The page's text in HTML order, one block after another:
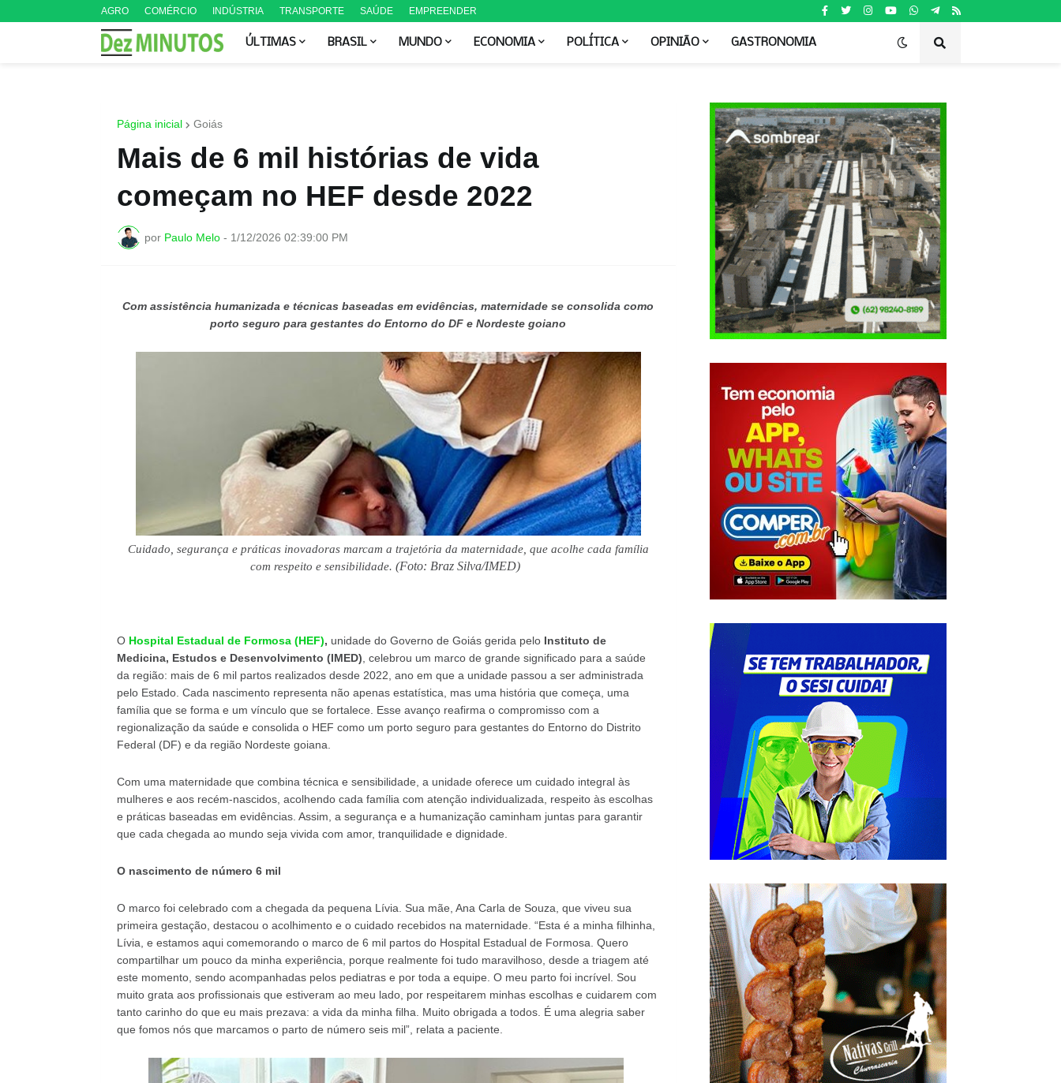
AGRO COMÉRCIO INDÚSTRIA TRANSPORTE SAÚDE EMPREENDER
ÚLTIMAS BRASIL MUNDO ECONOMIA POLÍTICA OPINIÃO GASTRONOMIA
Página inicial Goiás
Mais de 6 mil histórias de vida
começam no HEF desde 2022
por Paulo Melo - 1/12/2026 02:39:00 PM
Com assistência humanizada e técnicas baseadas em evidências, maternidade se consolida como
porto seguro para gestantes do Entorno do DF e Nordeste goiano
Cuidado, segurança e práticas inovadoras marcam a trajetória da maternidade, que acolhe cada família
com respeito e sensibilidade. (Foto: Braz Silva/IMED)
O Hospital Estadual de Formosa (HEF), unidade do Governo de Goiás gerida pelo Instituto de
Medicina, Estudos e Desenvolvimento (IMED) , celebrou um marco de grande significado para a saúde
da região: mais de 6 mil partos realizados desde 2022, ano em que a unidade passou a ser administrada
pelo Estado. Cada nascimento representa não apenas estatística, mas uma história que começa, uma
família que se forma e um vínculo que se fortalece. Esse avanço reafirma o compromisso com a
regionalização da saúde e consolida o HEF como um porto seguro para gestantes do Entorno do Distrito
Federal (DF) e da região Nordeste goiana.
Com uma maternidade que combina técnica e sensibilidade, a unidade oferece um cuidado integral às
mulheres e aos recém-nascidos, acolhendo cada família com atenção individualizada, respeito às escolhas
e práticas baseadas em evidências. Assim, a segurança e a humanização caminham juntas para garantir
que cada chegada ao mundo seja vivida com amor, tranquilidade e dignidade.
O nascimento de número 6 mil
O marco foi celebrado com a chegada da pequena Lívia. Sua mãe, Ana Carla de Souza, que viveu sua
primeira gestação, destacou o acolhimento e o cuidado recebidos na maternidade. “Esta é a minha filhinha,
Lívia, e estamos aqui comemorando o marco de 6 mil partos do Hospital Estadual de Formosa. Quero
compartilhar um pouco da minha experiência, porque realmente foi tudo maravilhoso, desde a triagem até
este momento, sendo acompanhadas pelos pediatras e por toda a equipe. O meu parto foi incrível. Sou
muito grata aos profissionais que estiveram ao meu lado, por respeitarem minhas escolhas e cuidarem com
tanto carinho do que eu mais prezava: a vida da minha filha. Muito obrigada a todos. É uma alegria saber
que fomos nós que marcamos o parto de número seis mil”, relata a paciente.